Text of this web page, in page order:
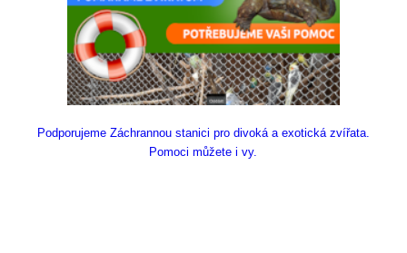
Podporujeme Záchrannou stanici pro divoká a exotická zvířata.
Pomoci můžete i vy.